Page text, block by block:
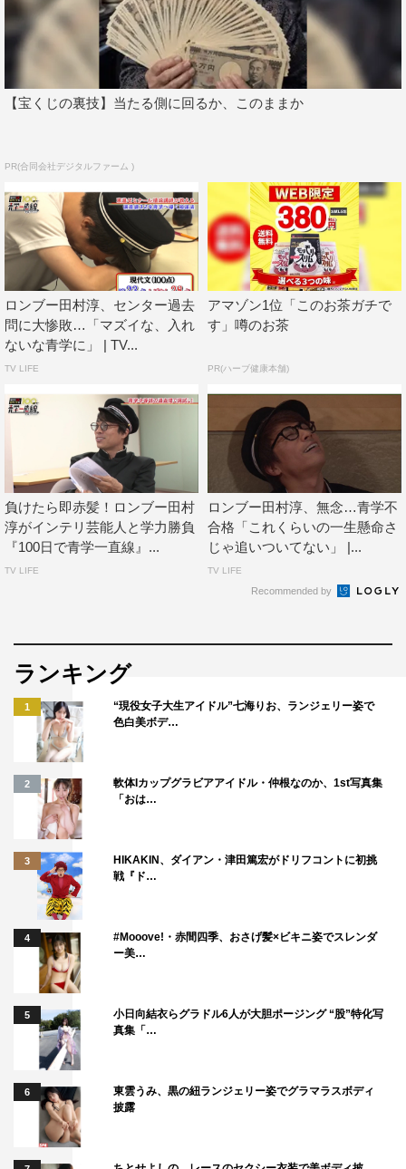
初回放送日程：10月14日（土）夜10時～11時
放送日程：毎週土曜日 夜10時～11時
放送チャンネル：AbemaSPECIAL
出演者：田村淳
special/slots/8JWAa6WRwt6x1D
※番組内容は変更になる場合があります。
©AbemaTV
ロンドンブーツ1号2号
【宝くじの裏技】当たる側に回るか、このままか
PR(合同会社デジタルファーム )
ロンブー田村淳、センター過去
問に大惨敗…「マズイな、入れ
ないな青学に」 | TV...
TV LIFE
アマゾン1位「このお茶ガチで
す」噂のお茶
PR(ハーブ健康本舗)
負けたら即赤髪！ロンブー田村
淳がインテリ芸能人と学力勝負
『100日で青学一直線』...
TV LIFE
ロンブー田村淳、無念…青学不
合格「これくらいの一生懸命さ
じゃ追いついてない」 |...
TV LIFE
Recommended by
ランキング
1
“現役女子大生アイドル”七海りお、ランジェリー姿で
色白美ボデ…
2
軟体Iカップグラビアアイドル・仲根なのか、1st写真集
「おは…
3
HIKAKIN、ダイアン・津田篤宏がドリフコントに初挑
戦『ド…
4
#Mooove!・赤間四季、おさげ髪×ビキニ姿でスレンダ
ー美…
5
小日向結衣らグラドル6人が大胆ポージング “股”特化写
真集「…
6
東雲うみ、黒の紐ランジェリー姿でグラマラスボディ
披露